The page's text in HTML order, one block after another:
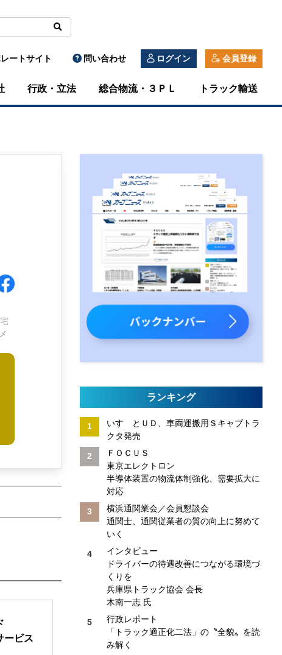
ートサイト 問い合わせ ログイン 会員登録
行政・立法 総合物流・３ＰＬ トラック輸送
ービス
ランキング
いすゞとＵＤ、車両運搬用Ｓキャブトラ
クタ発売
ＦＯＣＵＳ
東京エレクトロン
半導体装置の物流体制強化、需要拡大に
対応
横浜通関業会／会員懇談会
通関士、通関従業者の質の向上に努めて
いく
インタビュー
ドライバーの待遇改善につながる環境づ
くりを
兵庫県トラック協会 会長
木南一志 氏
行政レポート
「トラック適正化二法」の〝全貌〟を読
み解く